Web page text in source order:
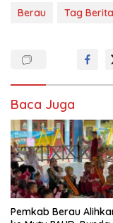
Berau Tag Berita
Baca Juga
Pemkab Berau